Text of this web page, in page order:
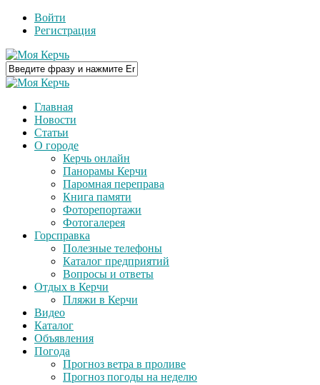
Войти
Регистрация
Главная
Новости
Статьи
О городе
Керчь онлайн
Панорамы Керчи
Паромная переправа
Книга памяти
Фоторепортажи
Фотогалерея
Горсправка
Полезные телефоны
Каталог предприятий
Вопросы и ответы
Отдых в Керчи
Пляжи в Керчи
Видео
Каталог
Объявления
Погода
Прогноз ветра в проливе
Прогноз погоды на неделю